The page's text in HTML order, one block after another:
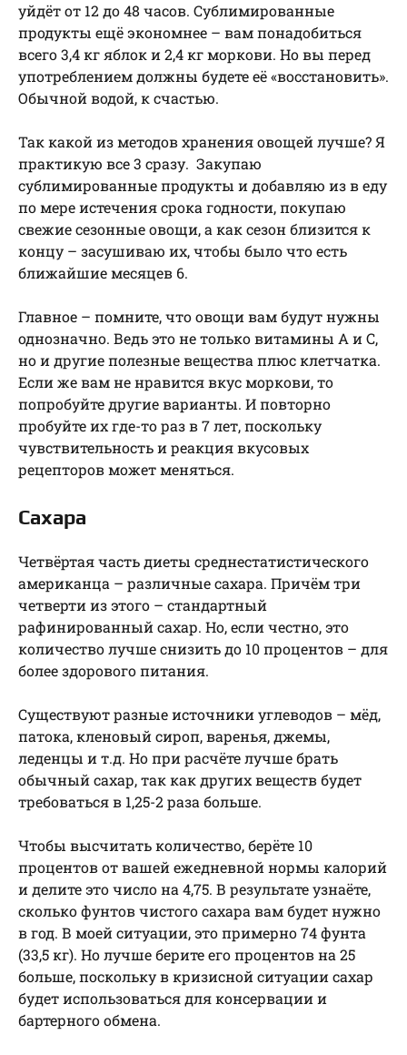
уйдёт от 12 до 48 часов. Сублимированные
продукты ещё экономнее – вам понадобиться
всего 3,4 кг яблок и 2,4 кг моркови. Но вы перед
употреблением должны будете её «восстановить».
Обычной водой, к счастью.
Так какой из методов хранения овощей лучше? Я
практикую все 3 сразу. Закупаю
сублимированные продукты и добавляю из в еду
по мере истечения срока годности, покупаю
свежие сезонные овощи, а как сезон близится к
концу – засушиваю их, чтобы было что есть
ближайшие месяцев 6.
Главное – помните, что овощи вам будут нужны
однозначно. Ведь это не только витамины А и С,
но и другие полезные вещества плюс клетчатка.
Если же вам не нравится вкус моркови, то
попробуйте другие варианты. И повторно
пробуйте их где-то раз в 7 лет, поскольку
чувствительность и реакция вкусовых
рецепторов может меняться.
Сахара
Четвёртая часть диеты среднестатистического
американца – различные сахара. Причём три
четверти из этого – стандартный
рафинированный сахар. Но, если честно, это
количество лучше снизить до 10 процентов – для
более здорового питания.
Существуют разные источники углеводов – мёд,
патока, кленовый сироп, варенья, джемы,
леденцы и т.д. Но при расчёте лучше брать
обычный сахар, так как других веществ будет
требоваться в 1,25-2 раза больше.
Чтобы высчитать количество, берёте 10
процентов от вашей ежедневной нормы калорий
и делите это число на 4,75. В результате узнаёте,
сколько фунтов чистого сахара вам будет нужно
в год. В моей ситуации, это примерно 74 фунта
(33,5 кг). Но лучше берите его процентов на 25
больше, поскольку в кризисной ситуации сахар
будет использоваться для консервации и
бартерного обмена.